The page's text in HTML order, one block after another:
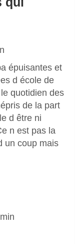
épuisantes et
d école de
quotidien des
de la part
d être ni
n est pas la
un coup mais